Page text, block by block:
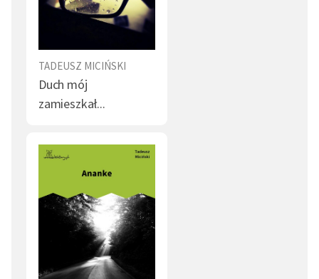
kierunku surrealizmu, jego twórczość dramatyczna,
kierunku misteriów filozoficznych; operując poetyką
snu, strumienia świadomości, Miciński nie wahał się
przeplatać te wysokie tony mistyczne analizą społeczną
ponadto zadedykował mu
sportretował w jednej z postaci z młodzieńczej
powieści622 upadki Bunga
TADEUSZ MICIŃSKI
Duch mój
zamieszkał...